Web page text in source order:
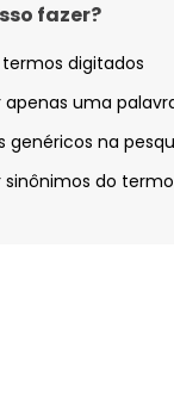
fazer?
digitados
apenas uma
genéricos na
sinônimos do